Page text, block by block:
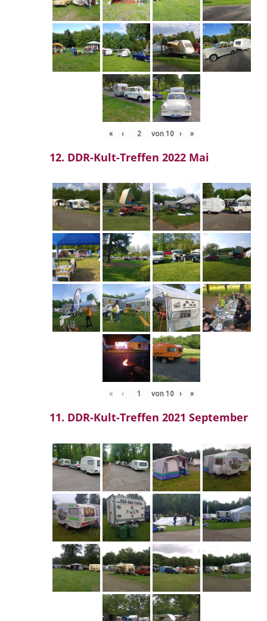
« ‹ von 10 › »
12. DDR-Kult-Treffen 2022 Mai
« ‹ von 10 › »
11. DDR-Kult-Treffen 2021 September